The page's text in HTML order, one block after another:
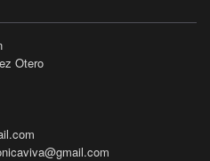
Otero